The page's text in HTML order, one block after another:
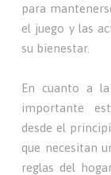
para
el juego y las
su bienestar.
En cuanto a
importante
desde el
que necesitan
reglas del